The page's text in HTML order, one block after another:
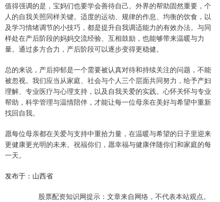
值得强调的是，宝妈们也要学会善待自己。外界的帮助固然重要，个
人的自我关照同样关键。适度的运动、规律的作息、均衡的饮食，以
及学习情绪调节的小技巧，都是提升自我调适能力的有效办法。与同
样处在产后阶段的妈妈交流经验、互相鼓励，也能够带来温暖与力
量。通过多方合力，产后阶段可以逐步变得更稳健。
总的来说，产后抑郁是一个需要被认真对待和持续关注的问题，不能
被忽视。我们应当从家庭、社会与个人三个层面共同努力，给予产妇
理解、专业医疗与心理支持，以及自我关爱的实践。心怀关怀与专业
帮助，科学管理与温情陪伴，才能让每一位母亲在美好与希望中重新
找回自我。
愿每位母亲都在关爱与支持中重拾力量，在温暖与希望的日子里迎来
更健康更光明的未来。祝福你们，愿幸福与健康伴随你们和家庭的每
一天。
发布于：山西省
股票配资知识网提示：文章来自网络，不代表本站观点。